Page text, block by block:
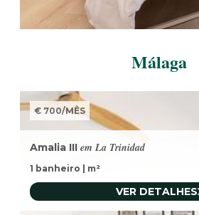
Málaga
€ 700/MÊS
Amalia III em La Trinidad
1 banheiro m²
VER DETALHES